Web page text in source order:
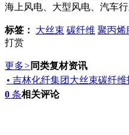
海上风电、大型风电、汽车
标签： 大丝束 碳纤维 聚丙烯
打赏
更多> 同类复材资讯
• 吉林化纤集团大丝束碳纤
0 条相关评论